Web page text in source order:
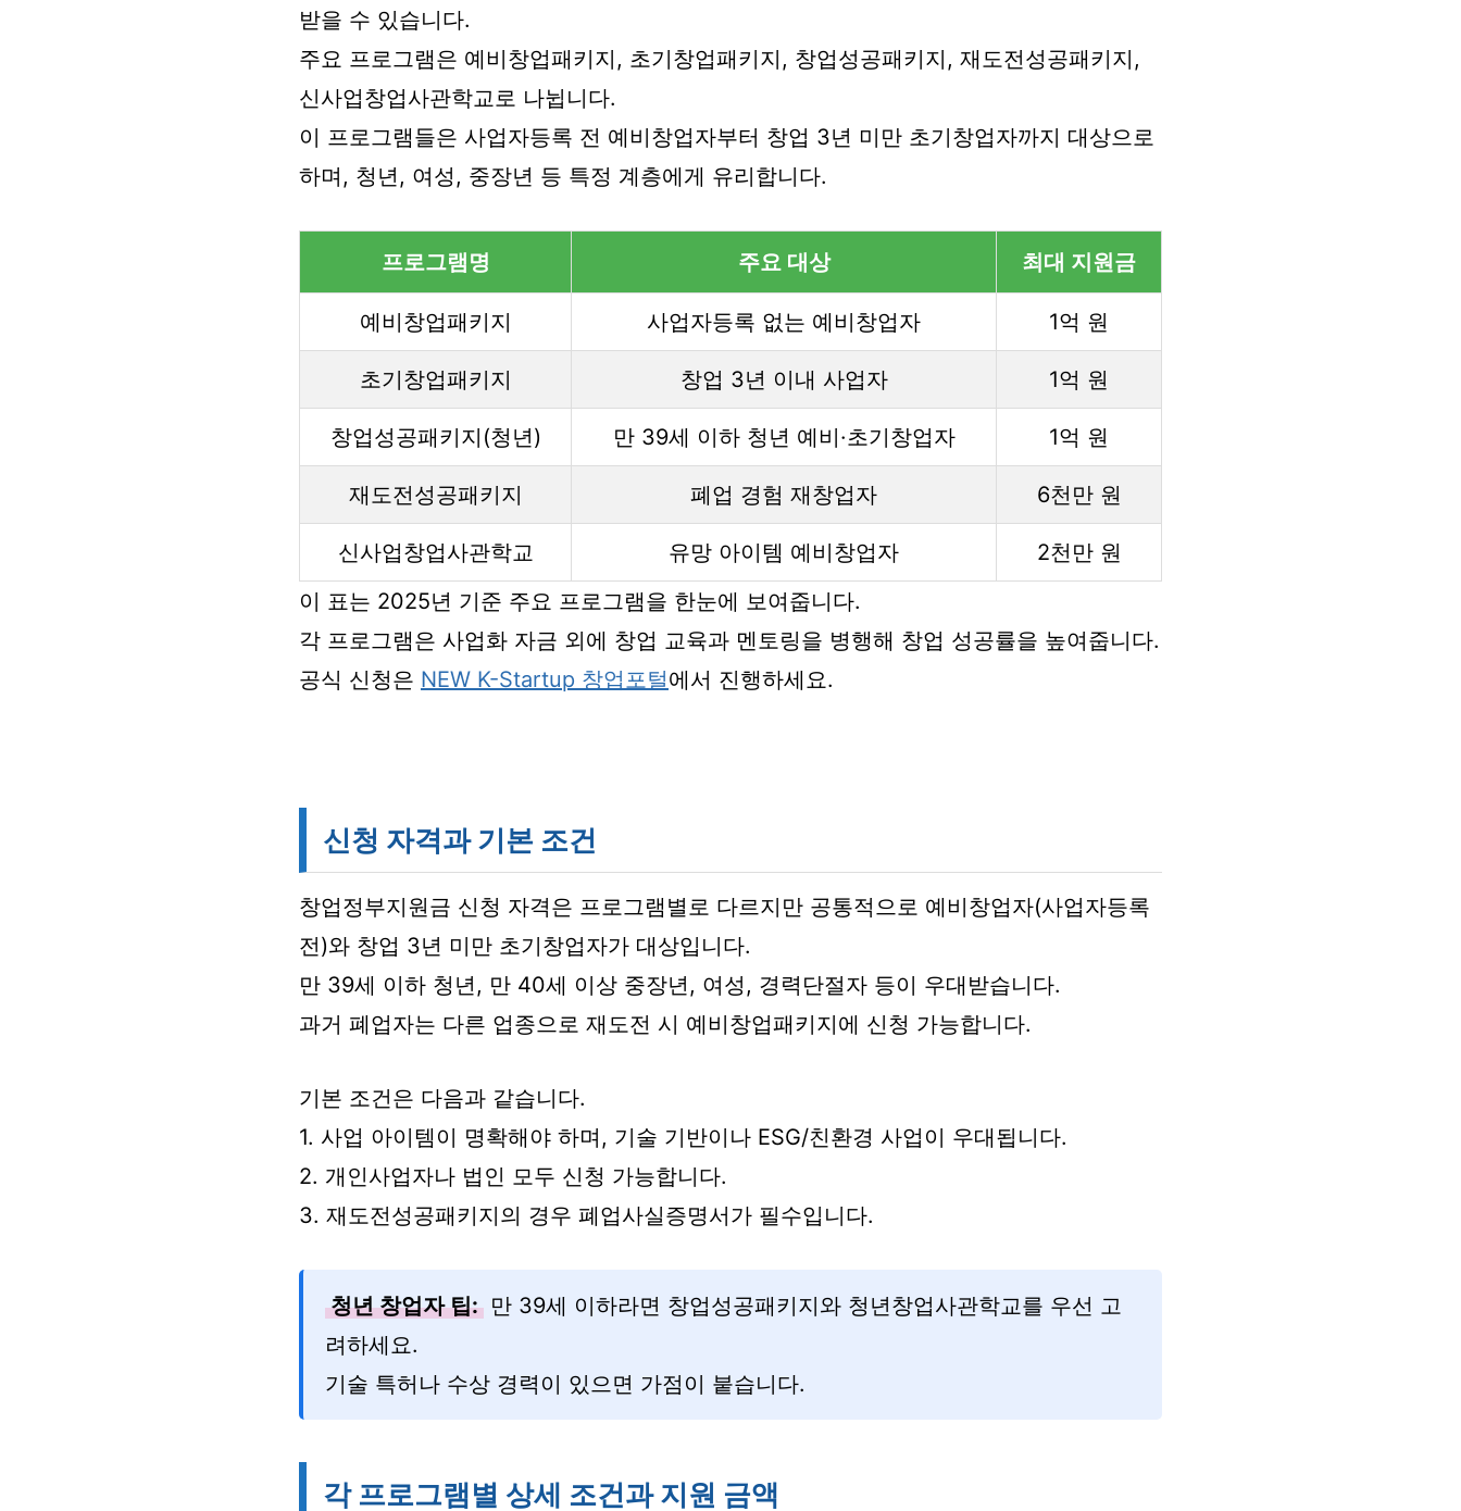
받을 수 있습니다.
주요 프로그램은 예비창업패키지, 초기창업패키지, 창업성공패키지, 재도전성공패키지,
신사업창업사관학교로 나뉩니다.
이 프로그램들은 사업자등록 전 예비창업자부터 창업 3년 미만 초기창업자까지 대상으로
하며, 청년, 여성, 중장년 등 특정 계층에게 유리합니다.
프로그램명 주요 대상 최대 지원금
예비창업패키지 사업자등록 없는 예비창업자 1억 원
초기창업패키지 창업 3년 이내 사업자 1억 원
창업성공패키지(청년) 만 39세 이하 청년 예비·초기창업자 1억 원
재도전성공패키지 폐업 경험 재창업자 6천만 원
신사업창업사관학교 유망 아이템 예비창업자
2천만 원
이 표는 2025년 기준 주요 프로그램을 한눈에 보여줍니다.
각 프로그램은 사업화 자금 외에 창업 교육과 멘토링을 병행해 창업 성공률을 높여줍니다.
공식 신청은 NEW K-Startup 창업포털에서 진행하세요.
신청 자격과 기본 조건
창업정부지원금 신청 자격은 프로그램별로 다르지만 공통적으로 예비창업자(사업자등록
전)와 창업 3년 미만 초기창업자가 대상입니다.
만 39세 이하 청년, 만 40세 이상 중장년, 여성, 경력단절자 등이 우대받습니다.
과거 폐업자는 다른 업종으로 재도전 시 예비창업패키지에 신청 가능합니다.
기본 조건은 다음과 같습니다.
1. 사업 아이템이 명확해야 하며, 기술 기반이나 ESG/친환경 사업이 우대됩니다.
2. 개인사업자나 법인 모두 신청 가능합니다.
3. 재도전성공패키지의 경우 폐업사실증명서가 필수입니다.
청년 창업자 팁: 만 39세 이하라면 창업성공패키지와 청년창업사관학교를 우선 고
려하세요.
기술 특허나 수상 경력이 있으면 가점이 붙습니다.
각 프로그램별 상세 조건과 지원 금액